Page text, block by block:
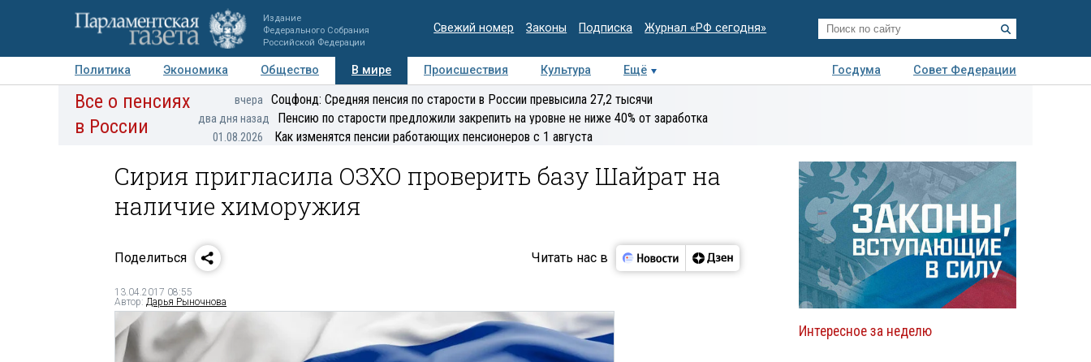
Издание
Федерального Собрания
Российской Федерации
Свежий номер Законы Подписка Журнал «РФ сегодня»
Политика Экономика Общество В мире Происшествия Культура Ещё Госдума
Совет Федерации
Авторы Персоны Мнения Регионы Медиацентр Интервью Колумнисты
экспертиза
Все о пенсиях
в России
вчера Соцфонд: Средняя пенсия по старости в России превысила 27,2 тысячи
два дня назад Пенсию по старости предложили закрепить на уровне не ниже 40% от заработка
01.08.2026 Как изменятся пенсии работающих пенсионеров с 1 августа
Сирия пригласила ОЗХО проверить базу Шайрат на
наличие химоружия
Поделиться Читать нас в
13.04.2017 08:55
Автор: Дарья Рыночнова
Интересное за неделю